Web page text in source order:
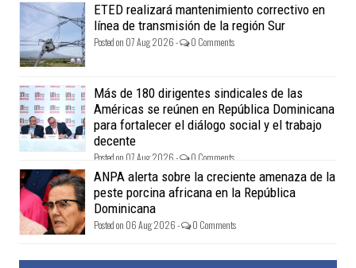
ETED realizará mantenimiento correctivo en
línea de transmisión de la región Sur
Posted on 07 Aug 2026 - 0 Comments
Más de 180 dirigentes sindicales de las
Américas se reúnen en República Dominicana
para fortalecer el diálogo social y el trabajo
decente
Posted on 07 Aug 2026 - 0 Comments
ANPA alerta sobre la creciente amenaza de la
peste porcina africana en la República
Dominicana
Posted on 06 Aug 2026 - 0 Comments